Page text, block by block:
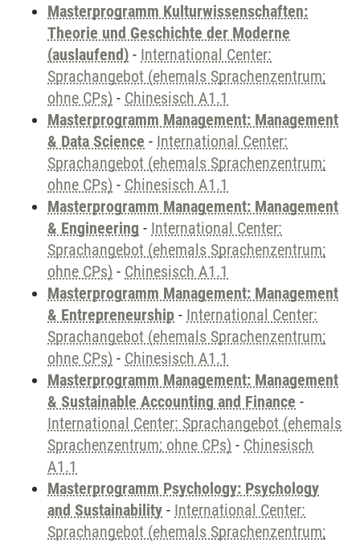
Masterprogramm Kulturwissenschaften:
Theorie und Geschichte der Moderne
(auslaufend) - International Center:
Sprachangebot (ehemals Sprachenzentrum;
ohne CPs) - Chinesisch A1.1
Masterprogramm Management: Management
& Data Science - International Center:
Sprachangebot (ehemals Sprachenzentrum;
ohne CPs) - Chinesisch A1.1
Masterprogramm Management: Management
& Engineering - International Center:
Sprachangebot (ehemals Sprachenzentrum;
ohne CPs) - Chinesisch A1.1
Masterprogramm Management: Management
& Entrepreneurship - International Center:
Sprachangebot (ehemals Sprachenzentrum;
ohne CPs) - Chinesisch A1.1
Masterprogramm Management: Management
& Sustainable Accounting and Finance -
International Center: Sprachangebot (ehemals
Sprachenzentrum; ohne CPs) - Chinesisch
A1.1
Masterprogramm Psychology: Psychology
and Sustainability - International Center:
Sprachangebot (ehemals Sprachenzentrum;